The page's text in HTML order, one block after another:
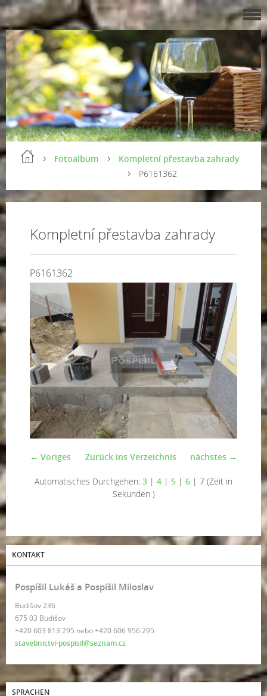
Fotoalbum
Kompletní přestavba zahrady
P6161362
Kompletní přestavba zahrady
P6161362
← Voriges nächstes →
Zurück ins Verzeichnis
Automatisches Durchgehen: 3 | 4 | 5 | 6 | 7 (Zeit in
Sekunden )
KONTAKT
Pospíšil Lukáš a Pospíšil Miloslav
Budišov 236
675 03 Budišov
+420 603 813 295 nebo +420 606 956 295
stavebnictvi-pospisil@seznam.cz
SPRACHEN